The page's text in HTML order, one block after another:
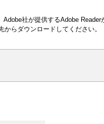
社が提供するAdobe Reader
らダウンロードしてください。